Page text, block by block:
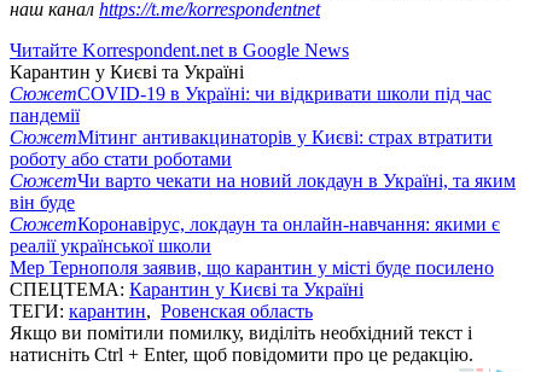
наш канал https://t.me/korrespondentnet
Читайте Korrespondent.net в Google News
Карантин у Києві та Україні
СюжетCOVID-19 в Україні: чи відкривати школи під час
пандемії
СюжетМітинг антивакцинаторів у Києві: страх втратити
роботу або стати роботами
СюжетЧи варто чекати на новий локдаун в Україні, та яким
він буде
СюжетКоронавірус, локдаун та онлайн-навчання: якими є
реалії української школи
Мер Тернополя заявив, що карантин у місті буде посилено
СПЕЦТЕМА: Карантин у Києві та Україні
ТЕГИ: карантин, Ровенская область
Якщо ви помітили помилку, виділіть необхідний текст і
натисніть Ctrl + Enter, щоб повідомити про це редакцію.